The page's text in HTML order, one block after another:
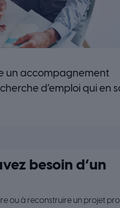
un accompagnement
d’emploi qui en
besoin d’un
ou à reconstruire un projet